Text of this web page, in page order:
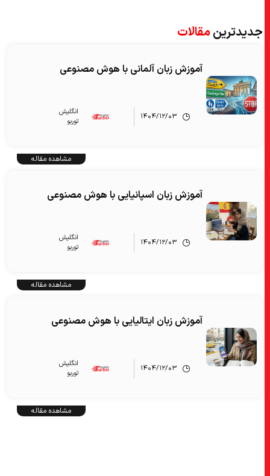
جدیدترینمقالات
آموزش زبان آلمانی با هوش مصنوعی
۱۴۰۴/۱۲/۰۳
انگلیش‌
توربو
مشاهده مقاله
آموزش زبان اسپانیایی با هوش مصنوعی
۱۴۰۴/۱۲/۰۳
انگلیش‌
توربو
مشاهده مقاله
آموزش زبان ایتالیایی با هوش مصنوعی
۱۴۰۴/۱۲/۰۳
انگلیش‌
توربو
مشاهده مقاله